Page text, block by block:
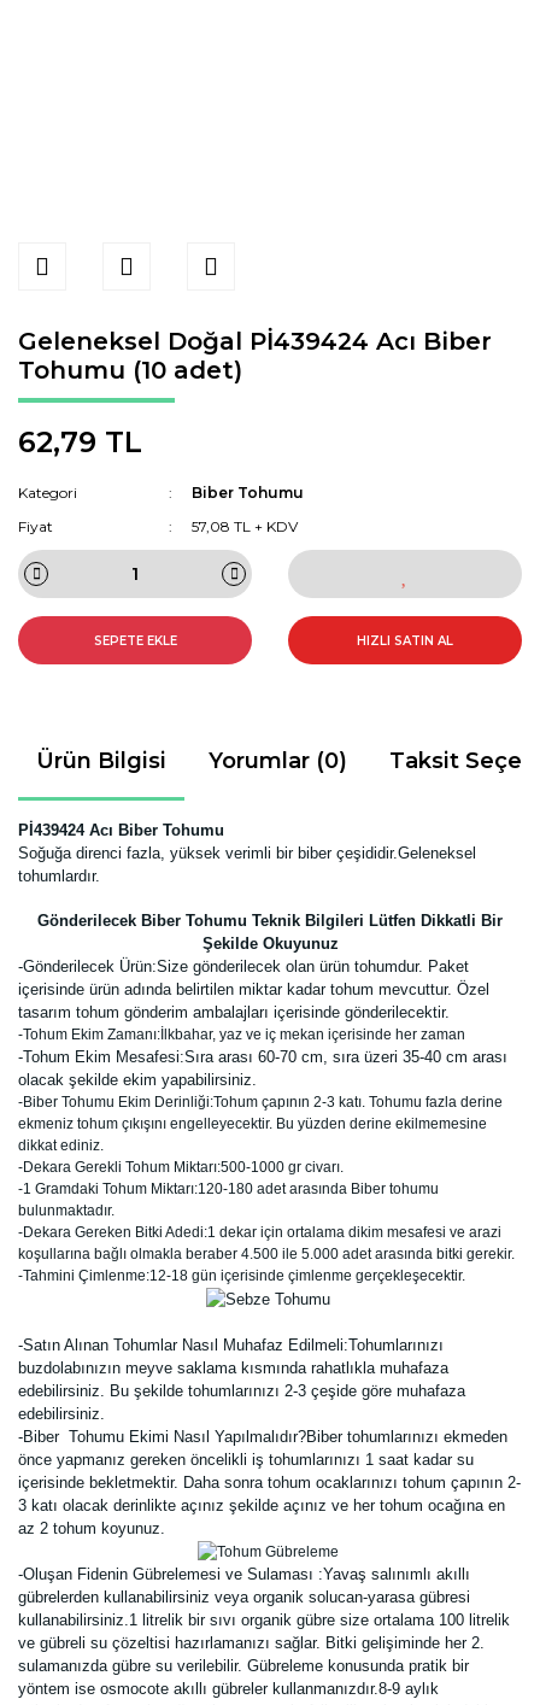
Geleneksel Doğal Pİ439424 Acı Biber
Tohumu (10 adet)
62,79 TL
Kategori
Biber Tohumu
Fiyat
57,08 TL + KDV
SEPETE EKLE HIZLI SATIN AL
Ürün Bilgisi Yorumlar (0) Taksit
Pİ439424 Acı Biber Tohumu
Soğuğa direnci fazla, yüksek verimli bir biber çeşididir.Geleneksel
tohumlardır.
Gönderilecek Biber Tohumu Teknik Bilgileri Lütfen Dikkatli Bir
Şekilde Okuyunuz
-Gönderilecek Ürün:Size gönderilecek olan ürün tohumdur. Paket
içerisinde ürün adında belirtilen miktar kadar tohum mevcuttur. Özel
tasarım tohum gönderim ambalajları içerisinde gönderilecektir.
-Tohum Ekim Zamanı:İlkbahar, yaz ve iç mekan içerisinde her zaman
-Tohum Ekim Mesafesi:Sıra arası 60-70 cm, sıra üzeri 35-40 cm arası
olacak şekilde ekim yapabilirsiniz.
-Biber Tohumu Ekim Derinliği:Tohum çapının 2-3 katı. Tohumu fazla derine
ekmeniz tohum çıkışını engelleyecektir. Bu yüzden derine ekilmemesine
dikkat ediniz.
-Dekara Gerekli Tohum Miktarı:500-1000 gr civarı.
-1 Gramdaki Tohum Miktarı:120-180 adet arasında Biber tohumu
bulunmaktadır.
-Dekara Gereken Bitki Adedi:1 dekar için ortalama dikim mesafesi ve arazi
koşullarına bağlı olmakla beraber 4.500 ile 5.000 adet arasında bitki gerekir.
-Tahmini Çimlenme:12-18 gün içerisinde çimlenme gerçekleşecektir.
-Satın Alınan Tohumlar Nasıl Muhafaz Edilmeli:Tohumlarınızı
buzdolabınızın meyve saklama kısmında rahatlıkla muhafaza
edebilirsiniz. Bu şekilde tohumlarınızı 2-3 çeşide göre muhafaza
edebilirsiniz.
-Biber Tohumu Ekimi Nasıl Yapılmalıdır?Biber tohumlarınızı ekmeden
önce yapmanız gereken öncelikli iş tohumlarınızı 1 saat kadar su
içerisinde bekletmektir. Daha sonra tohum ocaklarınızı tohum çapının 2-
3 katı olacak derinlikte açınız şekilde açınız ve her tohum ocağına en
az 2 tohum koyunuz.
-Oluşan Fidenin Gübrelemesi ve Sulaması :Yavaş salınımlı akıllı
gübrelerden kullanabilirsiniz veya organik solucan-yarasa gübresi
kullanabilirsiniz.1 litrelik bir sıvı organik gübre size ortalama 100 litrelik
ve gübreli su çözeltisi hazırlamanızı sağlar. Bitki gelişiminde her 2.
sulamanızda gübre su verilebilir. Gübreleme konusunda pratik bir
yöntem ise osmocote akıllı gübreler kullanmanızdır.8-9 aylık